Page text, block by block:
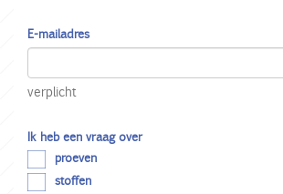
E-mailadres
verplicht
Ik heb een vraag over
proeven
stoffen